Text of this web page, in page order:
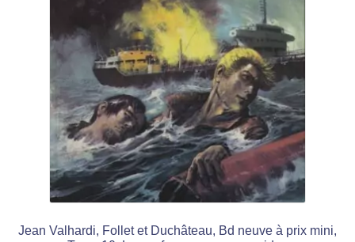
Jean Valhardi, Follet et Duchâteau, Bd neuve à prix mini,